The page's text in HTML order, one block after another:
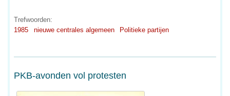
Trefwoorden:
1985
nieuwe centrales algemeen Politieke partijen
PKB-avonden vol protesten